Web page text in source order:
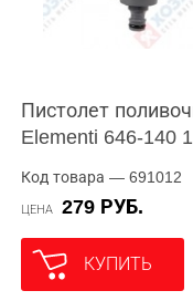
Пистолет
Elementi 646-140
Код товара — 691012
ЦЕНА 279 РУБ.
КУПИТЬ